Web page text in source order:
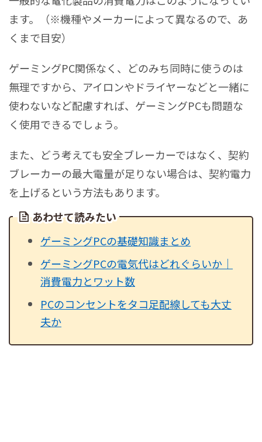
ます。（※機種やメーカーによって異なるので、あ
くまで目安）
ゲーミングPC関係なく、どのみち同時に使うのは
無理ですから、アイロンやドライヤーなどと一緒に
使わないなど配慮すれば、ゲーミングPCも問題な
く使用できるでしょう。
また、どう考えても安全ブレーカーではなく、契約
ブレーカーの最大電量が足りない場合は、契約電力
を上げるという方法もあります。
あわせて読みたい
ゲーミングPCの基礎知識まとめ
ゲーミングPCの電気代はどれぐらいか｜
消費電力とワット数
PCのコンセントをタコ足配線しても大丈
夫か